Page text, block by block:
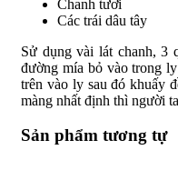
Chanh tươi
Các trái dâu tây
Sử dụng vài lát chanh, 3
đường mía bỏ vào trong
trên vào ly sau đó khuấy
màng nhất định thì người
Sản phẩm tương tự